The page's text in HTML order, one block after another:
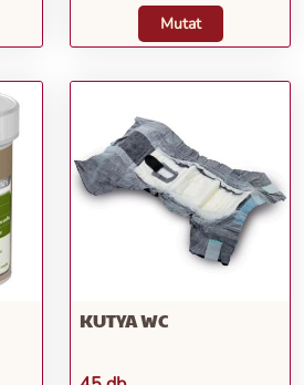
Mutat
KUTYA WC